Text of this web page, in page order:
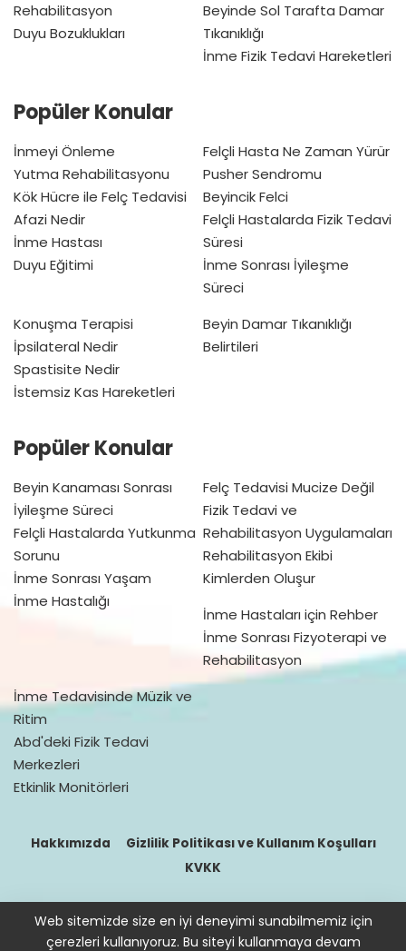
Rehabilitasyon
Duyu Bozuklukları
Beyinde Sol Tarafta Damar
Tıkanıklığı
İnme Fizik Tedavi Hareketleri
Popüler Konular
İnmeyi Önleme
Yutma Rehabilitasyonu
Kök Hücre ile Felç Tedavisi
Afazi Nedir
İnme Hastası
Duyu Eğitimi
Felçli Hasta Ne Zaman Yürür
Pusher Sendromu
Beyincik Felci
Felçli Hastalarda Fizik Tedavi
Süresi
İnme Sonrası İyileşme
Süreci
Konuşma Terapisi
İpsilateral Nedir
Spastisite Nedir
İstemsiz Kas Hareketleri
Beyin Damar Tıkanıklığı
Belirtileri
Popüler Konular
Beyin Kanaması Sonrası
İyileşme Süreci
Felçli Hastalarda Yutkunma
Sorunu
İnme Sonrası Yaşam
İnme Hastalığı
Felç Tedavisi Mucize Değil
Fizik Tedavi ve
Rehabilitasyon Uygulamaları
Rehabilitasyon Ekibi
Kimlerden Oluşur
İnme Hastaları için Rehber
İnme Sonrası Fizyoterapi ve
Rehabilitasyon
İnme Tedavisinde Müzik ve
Ritim
Abd'deki Fizik Tedavi
Merkezleri
Etkinlik Monitörleri
Hakkımızda
Gizlilik Politikası ve Kullanım Koşulları
KVKK
© 2016–2021 doktorfizik
Web sitemizde size en iyi deneyimi sunabilmemiz için
çerezleri kullanıyoruz. Bu siteyi kullanmaya devam